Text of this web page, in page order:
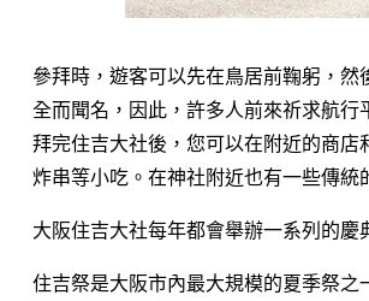
參拜時，遊客可以先在鳥居前鞠躬，
全而聞名，因此，許多人前來祈求航
拜完住吉大社後，您可以在附近的商
炸串等小吃。在神社附近也有一些傳統
大阪住吉大社每年都會舉辦一系列的
住吉祭是大阪市內最大規模的夏季祭